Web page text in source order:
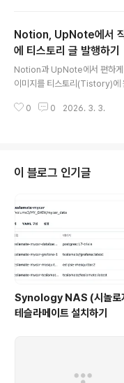
다 뚫리는걸 방지 한다고 서버
게 했고, 키파일은 또 데스크탑
때문에 데탑을 저기 저 구석에
한 세월이 걸렸네요 ㅠㅠ그래서
접속할 수 있는 걸 만들기로
하여 개발을 진행했습니다.동작
Notion, UpNote에서
에 티스토리 글 발행하기
Notion과 UpNote에서 편하게
이미지를 티스토리(Tistory)에
성할 수 있습니다.다만, 이를 다
구를 실행하면, 자동으로 에디터
다. 다운로드 주소 : https://
on-upnote-to-tistory
upnote-to-
upnot..
0 0 2026. 3. 3.
이 블로그 인기글
Synology NAS (시놀로
테슬라메이트 설치하기